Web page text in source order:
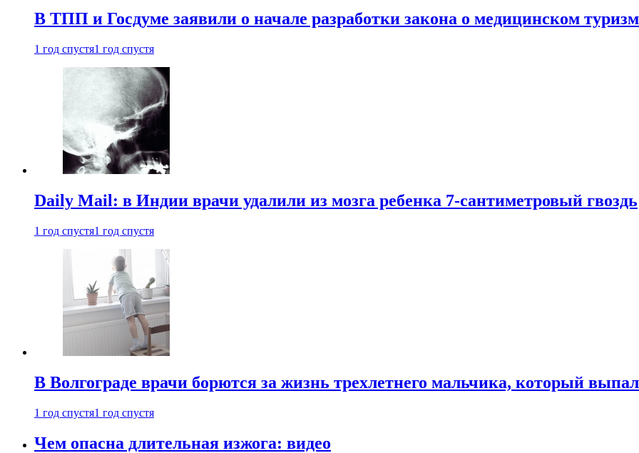
В ТПП и Госдуме заявили о начале разработки закона о медицинском
1 год спустя1 год спустя
Daily Mail: в Индии врачи удалили из мозга ребенка 7-сантиметровый гвоздь
1 год спустя1 год спустя
В Волгограде врачи борются за жизнь трехлетнего мальчика, который
1 год спустя1 год спустя
Чем опасна длительная изжога: видео